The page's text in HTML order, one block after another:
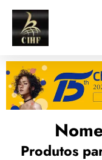
Produtos